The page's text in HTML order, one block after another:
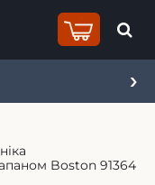
Boston 91364